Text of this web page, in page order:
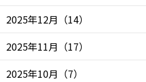
2025年12月 （14）
2025年11月 （17）
2025年10月 （7）